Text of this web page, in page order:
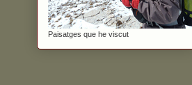
Paisatges que he viscut